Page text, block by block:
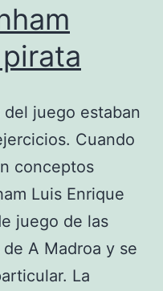
juego estaban
Cuando
conceptos
Luis Enrique
juego de las
A Madroa y se
La